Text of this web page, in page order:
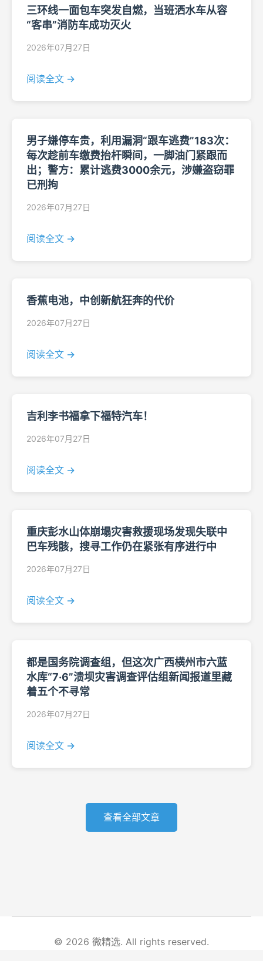
三环线一面包车突发自燃，当班洒水车从容
“客串”消防车成功灭火
2026年07月27日
阅读全文 →
男子嫌停车贵，利用漏洞“跟车逃费”183次：
每次趁前车缴费抬杆瞬间，一脚油门紧跟而
出；警方：累计逃费3000余元，涉嫌盗窃罪
已刑拘
2026年07月27日
阅读全文 →
香蕉电池，中创新航狂奔的代价
2026年07月27日
阅读全文 →
吉利李书福拿下福特汽车！
2026年07月27日
阅读全文 →
重庆彭水山体崩塌灾害救援现场发现失联中
巴车残骸，搜寻工作仍在紧张有序进行中
2026年07月27日
阅读全文 →
都是国务院调查组，但这次广西横州市六蓝
水库“7·6”溃坝灾害调查评估组新闻报道里藏
着五个不寻常
2026年07月27日
阅读全文 →
查看全部文章
© 2026 微精选. All rights reserved.